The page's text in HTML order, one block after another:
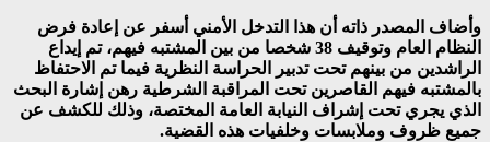
وأضاف المصدر ذاته أن هذا التدخل الأمني أسفر عن إعادة فرض
النظام العام وتوقيف 38 شخصا من بين المشتبه فيهم، تم إيداع
الراشدين من بينهم تحت تدبير الحراسة النظرية فيما تم الاحتفاظ
بالمشتبه فيهم القاصرين تحت المراقبة الشرطية رهن إشارة البحث
الذي يجري تحت إشراف النيابة العامة المختصة، وذلك للكشف عن
جميع ظروف وملابسات وخلفيات هذه القضية.